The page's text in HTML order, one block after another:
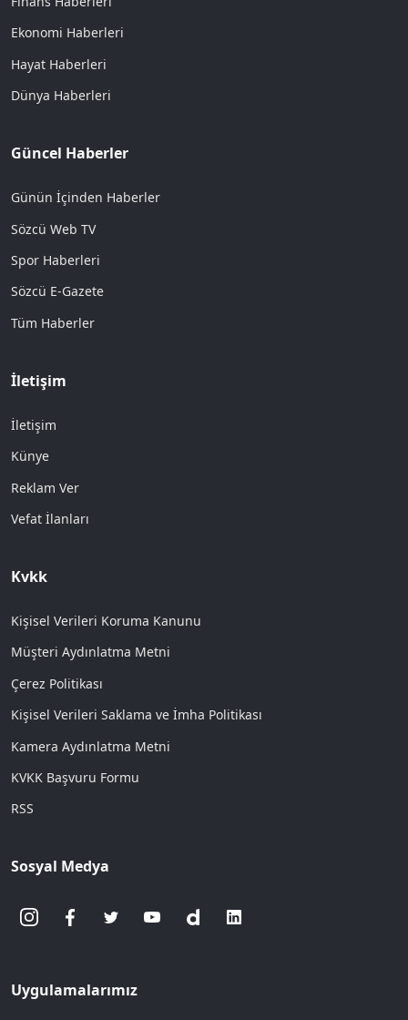
Ekonomi Haberleri
Hayat Haberleri
Dünya Haberleri
Güncel Haberler
Günün İçinden Haberler
Sözcü Web TV
Spor Haberleri
Sözcü E-Gazete
Tüm Haberler
İletişim
İletişim
Künye
Reklam Ver
Vefat İlanları
Kvkk
Kişisel Verileri Koruma Kanunu
Müşteri Aydınlatma Metni
Çerez Politikası
Kişisel Verileri Saklama ve İmha Politikası
Kamera Aydınlatma Metni
KVKK Başvuru Formu
RSS
Sosyal Medya
Uygulamalarımız